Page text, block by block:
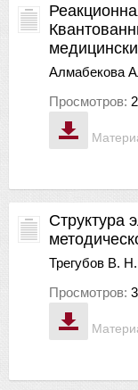
Алмабекова
Просмотров:
Структура
Трегубов В. Н.
Просмотров: